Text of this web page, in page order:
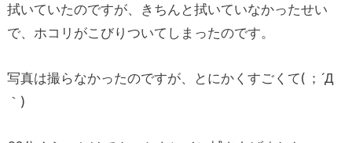
拭いていたのですが、きちんと拭いていなかったせい
で、ホコリがこびりついてしまったのです。
写真は撮らなかったのですが、とにかくすごくて( ；´Д
｀)